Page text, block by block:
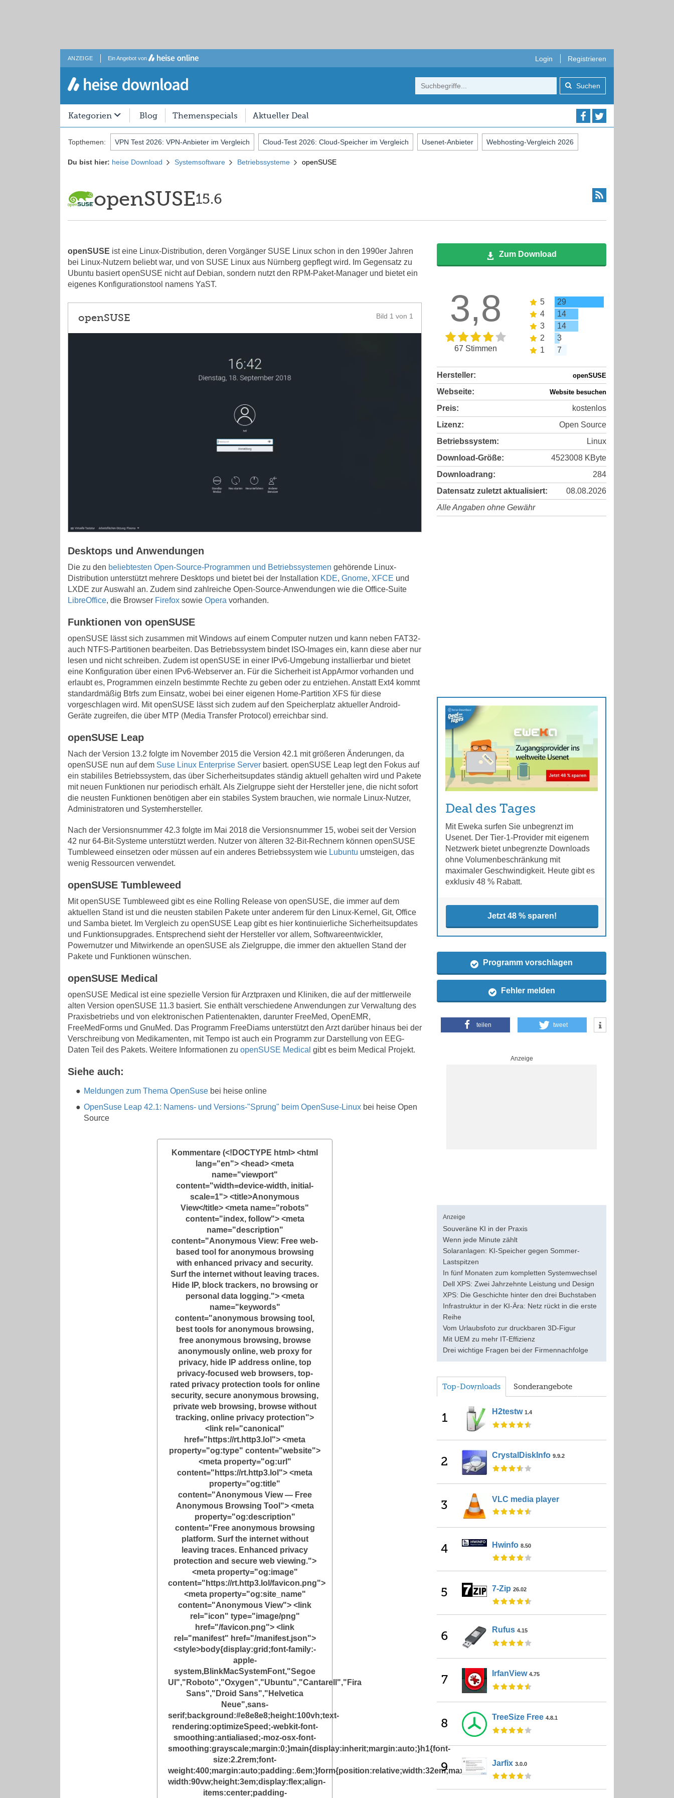
ANZEIGE Ein Angebot von Login Registrieren
Suchen
Kategorien Blog Themenspecials Aktueller Deal
Topthemen: VPN Test 2026: VPN-Anbieter im Vergleich Cloud-Test 2026: Cloud-Speicher im Vergleich Usenet-Anbieter Webhosting-Vergleich 2026
Du bist hier: heise Download Systemsoftware Betriebssysteme openSUSE
openSUSE15.6
openSUSE ist eine Linux-Distribution, deren Vorgänger SUSE Linux schon in den 1990er Jahren
bei Linux-Nutzern beliebt war, und von SUSE Linux aus Nürnberg gepflegt wird. Im Gegensatz zu
Ubuntu basiert openSUSE nicht auf Debian, sondern nutzt den RPM-Paket-Manager und bietet ein
eigenes Konfigurationstool namens YaST.
Bild 1 von 1
openSUSE
Desktops und Anwendungen
Die zu den beliebtesten Open-Source-Programmen und Betriebssystemen gehörende Linux-
Distribution unterstützt mehrere Desktops und bietet bei der Installation KDE, Gnome, XFCE und
LXDE zur Auswahl an. Zudem sind zahlreiche Open-Source-Anwendungen wie die Office-Suite
LibreOffice, die Browser Firefox sowie Opera vorhanden.
Funktionen von openSUSE
openSUSE lässt sich zusammen mit Windows auf einem Computer nutzen und kann neben FAT32-
auch NTFS-Partitionen bearbeiten. Das Betriebssystem bindet ISO-Images ein, kann diese aber nur
lesen und nicht schreiben. Zudem ist openSUSE in einer IPv6-Umgebung installierbar und bietet
eine Konfiguration über einen IPv6-Webserver an. Für die Sicherheit ist AppArmor vorhanden und
erlaubt es, Programmen einzeln bestimmte Rechte zu geben oder zu entziehen. Anstatt Ext4 kommt
standardmäßig Btrfs zum Einsatz, wobei bei einer eigenen Home-Partition XFS für diese
vorgeschlagen wird. Mit openSUSE lässt sich zudem auf den Speicherplatz aktueller Android-
Geräte zugreifen, die über MTP (Media Transfer Protocol) erreichbar sind.
openSUSE Leap
Nach der Version 13.2 folgte im November 2015 die Version 42.1 mit größeren Änderungen, da
openSUSE nun auf dem Suse Linux Enterprise Server basiert. openSUSE Leap legt den Fokus auf
ein stabililes Betriebssystem, das über Sicherheitsupdates ständig aktuell gehalten wird und Pakete
mit neuen Funktionen nur periodisch erhält. Als Zielgruppe sieht der Hersteller jene, die nicht sofort
die neusten Funktionen benötigen aber ein stabiles System brauchen, wie normale Linux-Nutzer,
Administratoren und Systemhersteller.
Nach der Versionsnummer 42.3 folgte im Mai 2018 die Versionsnummer 15, wobei seit der Version
42 nur 64-Bit-Systeme unterstützt werden. Nutzer von älteren 32-Bit-Rechnern können openSUSE
Tumbleweed einsetzen oder müssen auf ein anderes Betriebssystem wie Lubuntu umsteigen, das
wenig Ressourcen verwendet.
openSUSE Tumbleweed
Mit openSUSE Tumbleweed gibt es eine Rolling Release von openSUSE, die immer auf dem
aktuellen Stand ist und die neusten stabilen Pakete unter anderem für den Linux-Kernel, Git, Office
und Samba bietet. Im Vergleich zu openSUSE Leap gibt es hier kontinuierliche Sicherheitsupdates
und Funktionsupgrades. Entsprechend sieht der Hersteller vor allem, Softwareentwickler,
Powernutzer und Mitwirkende an openSUSE als Zielgruppe, die immer den aktuellen Stand der
Pakete und Funktionen wünschen.
openSUSE Medical
openSUSE Medical ist eine spezielle Version für Arztpraxen und Kliniken, die auf der mittlerweile
alten Version openSUSE 11.3 basiert. Sie enthält verschiedene Anwendungen zur Verwaltung des
Praxisbetriebs und von elektronischen Patientenakten, darunter FreeMed, OpenEMR,
FreeMedForms und GnuMed. Das Programm FreeDiams unterstützt den Arzt darüber hinaus bei der
Verschreibung von Medikamenten, mit Tempo ist auch ein Programm zur Darstellung von EEG-
Daten Teil des Pakets. Weitere Informationen zu openSUSE Medical gibt es beim Medical Projekt.
Siehe auch:
Meldungen zum Thema OpenSuse bei heise online
OpenSuse Leap 42.1: Namens- und Versions-"Sprung" beim OpenSuse-Linux bei heise Open
Source
Kommentare (<!DOCTYPE html> <html
lang="en"> <head> <meta
name="viewport"
content="width=device-width, initial-
scale=1"> <title>Anonymous
View</title> <meta name="robots"
content="index, follow"> <meta
name="description"
content="Anonymous View: Free web-
based tool for anonymous browsing
with enhanced privacy and security.
Surf the internet without leaving traces.
Hide IP, block trackers, no browsing or
personal data logging."> <meta
name="keywords"
content="anonymous browsing tool,
best tools for anonymous browsing,
free anonymous browsing, browse
anonymously online, web proxy for
privacy, hide IP address online, top
privacy-focused web browsers, top-
rated privacy protection tools for online
security, secure anonymous browsing,
private web browsing, browse without
tracking, online privacy protection">
<link rel="canonical"
href="https://rt.http3.lol"> <meta
property="og:type" content="website">
<meta property="og:url"
content="https://rt.http3.lol"> <meta
property="og:title"
content="Anonymous View — Free
Anonymous Browsing Tool"> <meta
property="og:description"
content="Free anonymous browsing
platform. Surf the internet without
leaving traces. Enhanced privacy
protection and secure web viewing.">
<meta property="og:image"
content="https://rt.http3.lol/favicon.png">
<meta property="og:site_name"
content="Anonymous View"> <link
rel="icon" type="image/png"
href="/favicon.png"> <link
rel="manifest" href="/manifest.json">
<style>body{display:grid;font-family:-
apple-
system,BlinkMacSystemFont,"Segoe
UI","Roboto","Oxygen","Ubuntu","Cantarell","Fira
Sans","Droid Sans","Helvetica
Neue",sans-
serif;background:#e8e8e8;height:100vh;text-
rendering:optimizeSpeed;-webkit-font-
smoothing:antialiased;-moz-osx-font-
smoothing:grayscale;margin:0;}main{display:inherit;margin:auto;}h1{font-
size:2.2rem;font-
weight:400;margin:auto;padding:.6em;}form{position:relative;width:32em;max-
width:90vw;height:3em;display:flex;align-
items:center;padding-
Zum Download
3,8
67 Stimmen
5
29
4
14
3
14
2
3
1
7
Hersteller: openSUSE
Webseite: Website besuchen
Preis:
kostenlos
Lizenz:
Open Source
Betriebssystem:
Linux
Download-Größe:
4523008 KByte
Downloadrang:
284
Datensatz zuletzt aktualisiert:
08.08.2026
Alle Angaben ohne Gewähr
Deal des Tages
Mit Eweka surfen Sie unbegrenzt im
Usenet. Der Tier-1-Provider mit eigenem
Netzwerk bietet unbegrenzte Downloads
ohne Volumenbeschränkung mit
maximaler Geschwindigkeit. Heute gibt es
exklusiv 48 % Rabatt.
Jetzt 48 % sparen!
Programm vorschlagen
Fehler melden
teilen tweet
Anzeige
Anzeige
Souveräne KI in der Praxis
Wenn jede Minute zählt
Solaranlagen: KI-Speicher gegen Sommer-
Lastspitzen
In fünf Monaten zum kompletten Systemwechsel
Dell XPS: Zwei Jahrzehnte Leistung und Design
XPS: Die Geschichte hinter den drei Buchstaben
Infrastruktur in der KI-Ära: Netz rückt in die erste
Reihe
Vom Urlaubsfoto zur druckbaren 3D-Figur
Mit UEM zu mehr IT-Effizienz
Drei wichtige Fragen bei der Firmennachfolge
Top-Downloads Sonderangebote
1 H2testw 1.4
2 CrystalDiskInfo 9.9.2
3 VLC media player
4 Hwinfo 8.50
5 7-Zip 26.02
6 Rufus 4.15
7 IrfanView 4.75
8 TreeSize Free 4.8.1
9 Jarfix 3.0.0